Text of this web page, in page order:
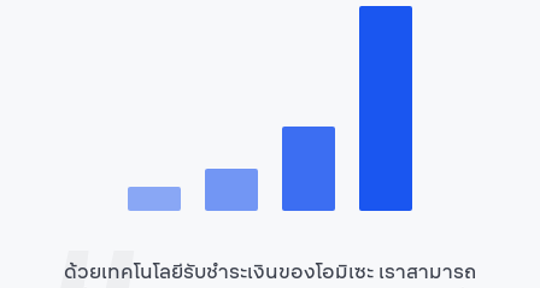
ด้วยเทคโนโลยีรับชำระเงินของโอมิเซะ เราสามารถ